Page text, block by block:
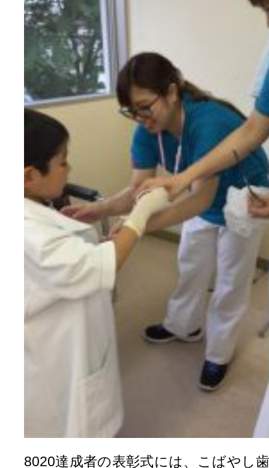
8020達成者の表彰式には、こばやし